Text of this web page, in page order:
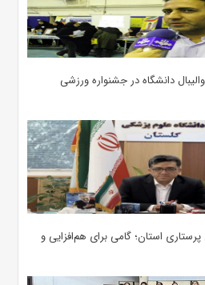
دانشگاه در جشنواره ورزشی
استان؛ گامی برای هم‌افزایی و